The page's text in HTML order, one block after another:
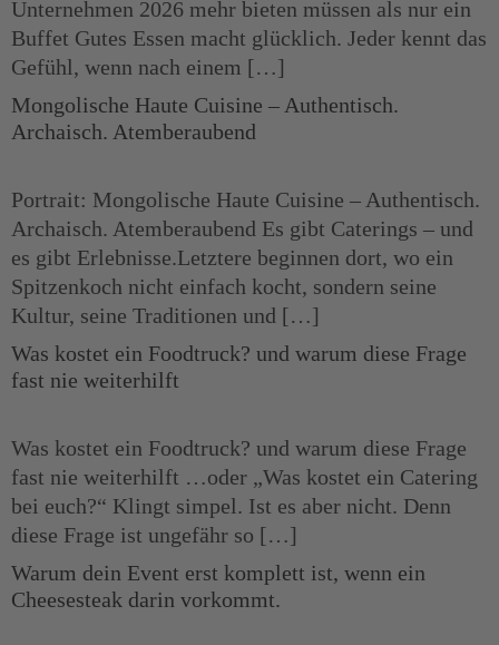
Unternehmen 2026 mehr bieten müssen als nur ein
Buffet Gutes Essen macht glücklich. Jeder kennt das
Gefühl, wenn nach einem […]
Mongolische Haute Cuisine – Authentisch.
Archaisch. Atemberaubend
Portrait: Mongolische Haute Cuisine – Authentisch.
Archaisch. Atemberaubend Es gibt Caterings – und
es gibt Erlebnisse.Letztere beginnen dort, wo ein
Spitzenkoch nicht einfach kocht, sondern seine
Kultur, seine Traditionen und […]
Was kostet ein Foodtruck? und warum diese Frage
fast nie weiterhilft​
Was kostet ein Foodtruck? und warum diese Frage
fast nie weiterhilft …oder „Was kostet ein Catering
bei euch?“ Klingt simpel. Ist es aber nicht. Denn
diese Frage ist ungefähr so […]
Warum dein Event erst komplett ist, wenn ein
Cheesesteak darin vorkommt.